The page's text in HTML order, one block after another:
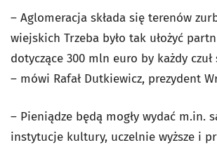
– Aglomeracja składa się terenów
wiejskich Trzeba było tak ułożyć
dotyczące 300 mln euro by każdy
– mówi Rafał Dutkiewicz, prezydent
– Pieniądze będą mogły wydać m.in.
instytucje kultury, uczelnie wyższe i